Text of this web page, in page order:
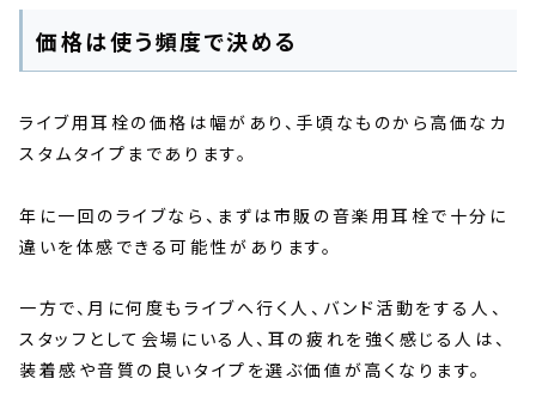
価格は使う頻度で決める
ライブ用耳栓の価格は幅があり、手頃なものから高価なカ
スタムタイプまであります。
年に一回のライブなら、まずは市販の音楽用耳栓で十分に
違いを体感できる可能性があります。
一方で、月に何度もライブへ行く人、バンド活動をする人、
スタッフとして会場にいる人、耳の疲れを強く感じる人は、
装着感や音質の良いタイプを選ぶ価値が高くなります。